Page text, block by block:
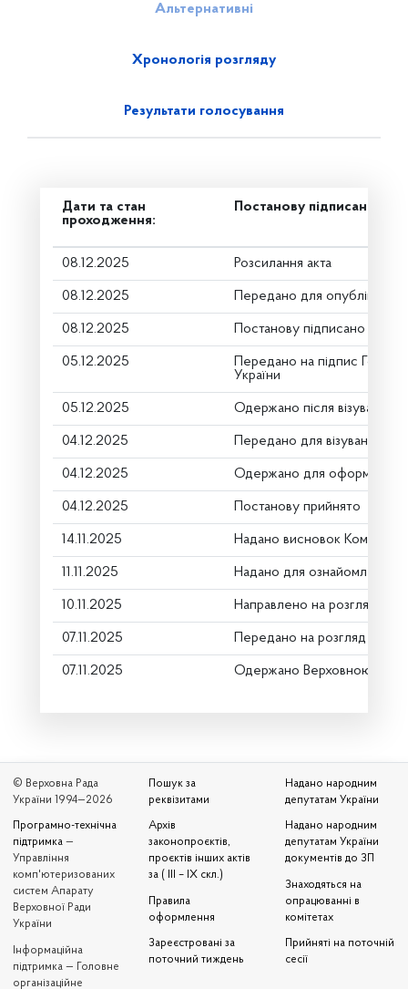
Альтернативні
Хронологія розгляду
Результати голосування
Дати та стан
проходження:
Постанову підписано
08.12.2025 Розсилання акта
08.12.2025 Передано для
08.12.2025 Постанову підписано
05.12.2025
Передано на підпис Голові
України
05.12.2025 Одержано після візування
04.12.2025 Передано для візування в
04.12.2025 Одержано для оформлення
04.12.2025 Постанову прийнято
14.11.2025 Надано висновок Комітету
11.11.2025 Надано для ознайомлення
10.11.2025 Направлено на розгляд
07.11.2025 Передано на розгляд
07.11.2025 Одержано Верховною
© Верховна Рада
України 1994—2026
Програмно-технічна
підтримка —
Управління
комп'ютеризованих
систем Апарату
Верховної Ради
України
Iнформаційна
підтримка — Головне
організаційне
Пошук за
реквізитами
Архів
законопроєктів,
проєктів інших актів
за ( III – IX скл.)
Правила
оформлення
Зареєстровані за
поточний тиждень
Надано народним
депутатам України
Надано народним
депутатам України
документів до ЗП
Знаходяться на
опрацюванні в
комітетах
Прийняті на поточній
сесії